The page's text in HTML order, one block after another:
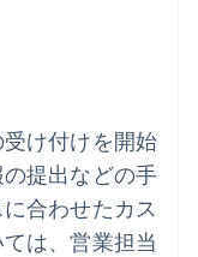
け付けを開始
提出などの手
合わせたカス
は、営業担当